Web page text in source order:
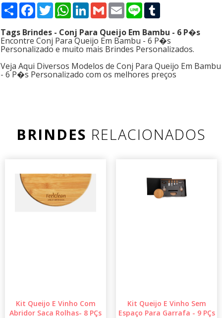
Compartilhar
Facebook
TwitterWhatsApp
LinkedIn
GmailEmailLine
Tags Brindes - Conj Para Queijo Em Bambu - 6 P�s
Encontre Conj Para Queijo Em Bambu - 6 P�s
Personalizado e muito mais Brindes Personalizados.
Veja Aqui Diversos Modelos de Conj Para Queijo Em Bambu
- 6 P�s Personalizado com os melhores preços
BRINDES RELACIONADOS
Kit Queijo E Vinho Com
Abridor Saca Rolhas- 8 PÇs
Kit Queijo E Vinho Sem
Espaço Para Garrafa - 9 PÇs